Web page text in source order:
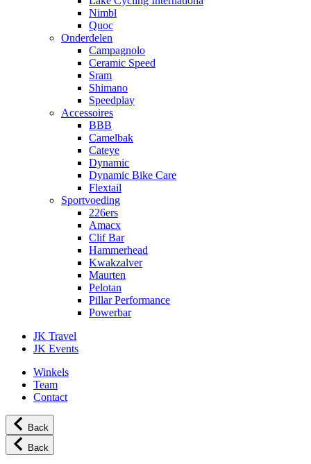
Nimbl
Quoc
Onderdelen
Campagnolo
Ceramic Speed
Sram
Shimano
Speedplay
Accessoires
BBB
Camelbak
Cateye
Dynamic
Dynamic Bike Care
Flextail
Sportvoeding
226ers
Amacx
Clif Bar
Hammerhead
Kwakzalver
Maurten
Pelotan
Pillar Performance
Powerbar
JK Travel
JK Events
Winkels
Team
Contact
Back
Back